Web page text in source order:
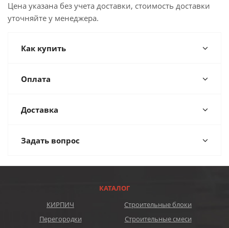
Цена указана без учета доставки, стоимость доставки
уточняйте у менеджера.
Как купить
Оплата
Доставка
Задать вопрос
КАТАЛОГ
КИРПИЧ
Строительные блоки
Перегородки
Строительные смеси